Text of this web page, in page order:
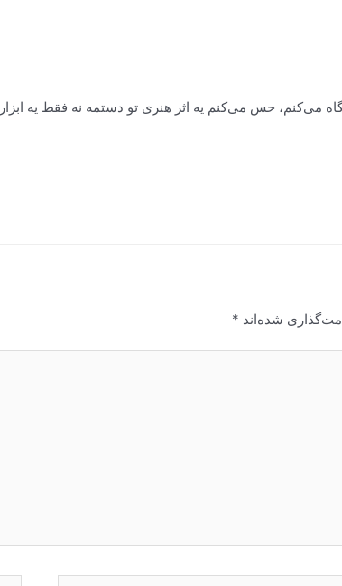
می‌کنم، حس می‌کنم یه اثر هنری تو دستمه نه فقط یه
شده‌اند *